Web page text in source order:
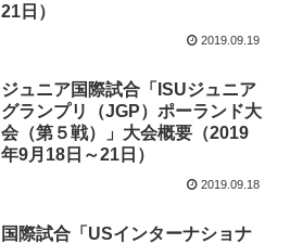
21日）
2019.09.19
ジュニア国際試合「ISUジュニア
グランプリ（JGP）ポーランド大
会（第５戦）」大会概要（2019
年9月18日～21日）
2019.09.18
国際試合「USインターナショナ